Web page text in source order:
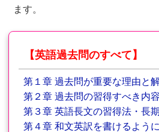
ます。
【英語過去問のすべて】
第１章 過去問が重要な理由と
第２章 過去問の習得すべき内
第３章 英語長文の習得法・長
第４章 和文英訳を書けるよう